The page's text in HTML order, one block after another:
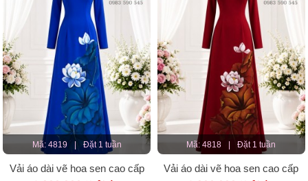
Mã: 4819 Đặt 1 tuần
Vải áo dài vẽ hoa sen cao cấp
Mã: 4818 Đặt 1 tuần
Vải áo dài vẽ hoa sen cao cấp